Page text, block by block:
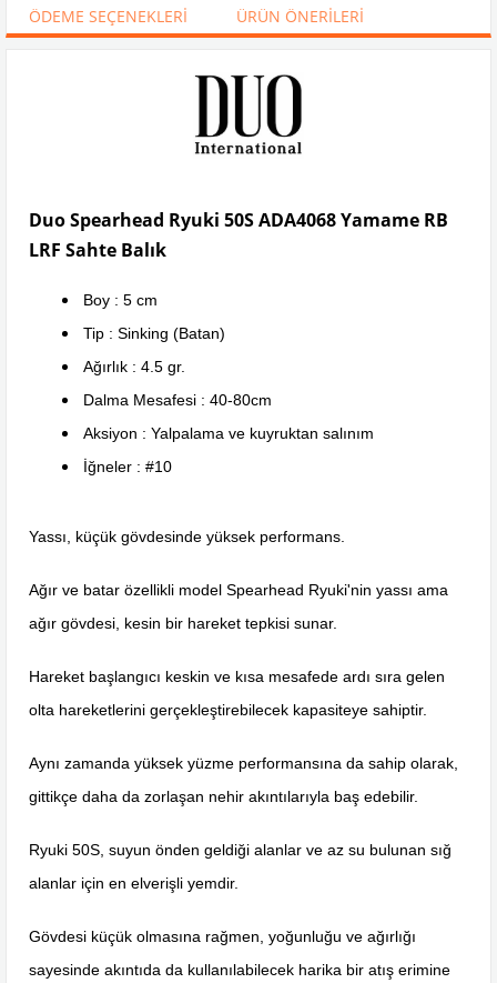
ÖDEME SEÇENEKLERI
ÜRÜN ÖNERILERI
Duo Spearhead Ryuki 50S ADA4068 Yamame RB
LRF Sahte Balık
Boy : 5 cm
Tip : Sinking (Batan)
Ağırlık : 4.5 gr.
Dalma Mesafesi : 40-80cm
Aksiyon : Yalpalama ve kuyruktan salınım
İğneler : #10
Yassı, küçük gövdesinde yüksek performans.
Ağır ve batar özellikli model Spearhead Ryuki'nin yassı ama
ağır gövdesi, kesin bir hareket tepkisi sunar.
Hareket başlangıcı keskin ve kısa mesafede ardı sıra gelen
olta hareketlerini gerçekleştirebilecek kapasiteye sahiptir.
Aynı zamanda yüksek yüzme performansına da sahip olarak,
gittikçe daha da zorlaşan nehir akıntılarıyla baş edebilir.
Ryuki 50S, suyun önden geldiği alanlar ve az su bulunan sığ
alanlar için en elverişli yemdir.
Gövdesi küçük olmasına rağmen, yoğunluğu ve ağırlığı
sayesinde akıntıda da kullanılabilecek harika bir atış erimine